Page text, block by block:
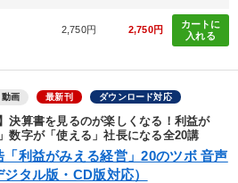
2,750円 2,750円
カートに
入れる
画 最新刊 ダウンロード対応
決算書を見るのが楽しくなる！利益が
数字が「使える」社長になる全20講
「利益がみえる経営」20のツボ 音声
タル版・CD版対応）